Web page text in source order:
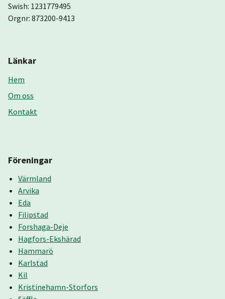
Swish: 1231779495
Orgnr: 873200-9413
Länkar
Hem
Om oss
Kontakt
Föreningar
Värmland
Arvika
Eda
Filipstad
Forshaga-Deje
Hagfors-Ekshärad
Hammarö
Karlstad
Kil
Kristinehamn-Storfors